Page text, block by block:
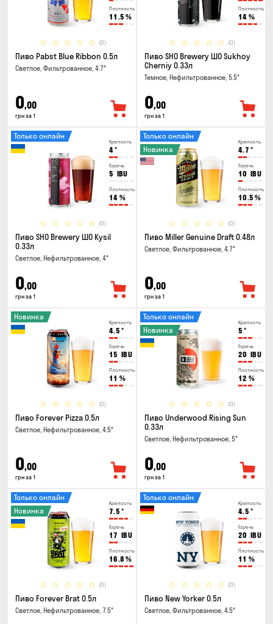
Плотность
11.5 %
(0)
Пиво Pabst Blue Ribbon 0.5л
Светлое, Фильтрованное, 4.7°
0,00
грн за 1
Плотность
14 %
(0)
Пиво SHO Brewery ШО Sukhoy
Cherniy 0.33л
Темное, Нефильтрованное, 5.5°
0,00
грн за 1
Крепость
4°
Горечь
5 IBU
Плотность
14 %
(0)
Только онлайн
Пиво SHO Brewery ШО Kysil
0.33л
Светлое, Нефильтрованное, 4°
0,00
грн за 1
Крепость
4.7 °
Горечь
10 IBU
Плотность
10.5 %
(0)
Только онлайн
Новинка
Пиво Miller Genuine Draft 0.48л
Светлое, Фильтрованное, 4.7°
0,00
грн за 1
Крепость
4.5 °
Горечь
15 IBU
Плотность
11 %
(0)
Новинка
Пиво Forever Pizza 0.5л
Светлое, Нефильтрованное, 4.5°
0,00
грн за 1
Крепость
5 °
Горечь
20 IBU
Плотность
12 %
(0)
Только онлайн
Новинка
Пиво Underwood Rising Sun
0.33л
Светлое, Нефильтрованное, 5°
0,00
грн за 1
Крепость
7.5 °
Горечь
17 IBU
Плотность
16.8 %
(0)
Только онлайн
Новинка
Пиво Forever Brat 0.5л
Светлое, Нефильтрованное, 7.5°
Крепость
4.5 °
Горечь
20 IBU
Плотность
11 %
(0)
Только онлайн
Пиво New Yorker 0.5л
Светлое, Фильтрованное, 4.5°